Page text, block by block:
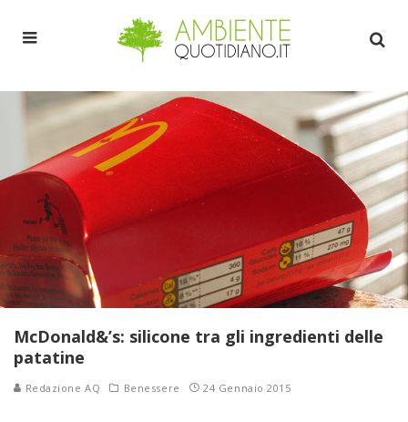
McDonald&’s: silicone tra gli ingredienti delle
patatine
Redazione AQ Benessere 24 Gennaio 2015